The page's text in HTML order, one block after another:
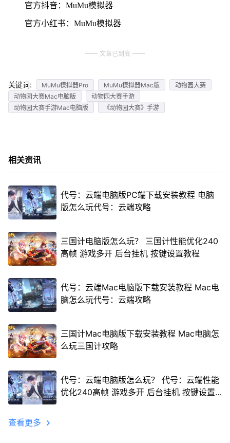
官方抖音：MuMu模拟器
官方小红书：MuMu模拟器
文章已到底
关键词: MuMu模拟器Pro MuMu模拟器Mac版
动物园大赛
动物园大赛Mac电脑版
动物园大赛手游
动物园大赛手游Mac电脑版
《动物园大赛》手游
相关资讯
代号：云端电脑版PC端下载安装教程 电脑
版怎么玩代号：云端攻略
三国计电脑版怎么玩？ 三国计性能优化240
高帧 游戏多开 后台挂机 按键设置教程
代号：云端Mac电脑版下载安装教程 Mac电
脑怎么玩代号：云端攻略
三国计Mac电脑版下载安装教程 Mac电脑怎
么玩三国计攻略
代号：云端电脑版怎么玩？ 代号：云端性能
优化240高帧 游戏多开 后台挂机 按键设置
查看更多